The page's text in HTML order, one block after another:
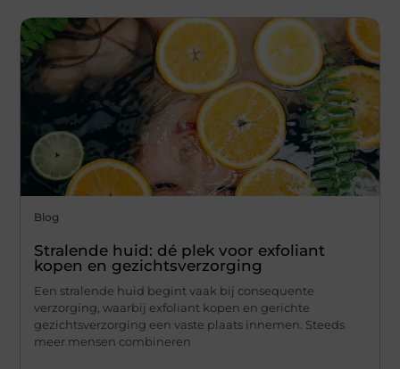
Blog
Stralende huid: dé plek voor exfoliant
kopen en gezichtsverzorging
Een stralende huid begint vaak bij consequente
verzorging, waarbij exfoliant kopen en gerichte
gezichtsverzorging een vaste plaats innemen. Steeds
meer mensen combineren